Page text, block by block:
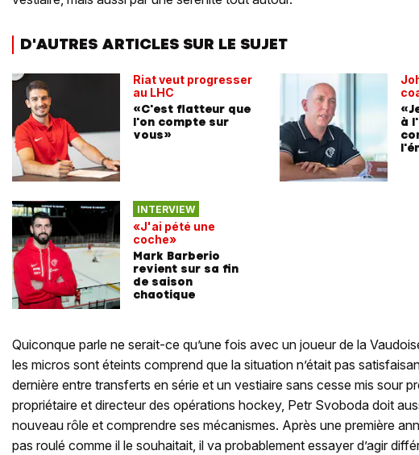
D'AUTRES ARTICLES SUR LE SUJET
Riat veut progresser
au LHC
«C'est flatteur que
l'on compte sur
vous»
INTERVIEW
«J'ai pété une
coche»
Mark Barberio
revient sur sa fin
de saison
chaotique
à
Quiconque parle ne serait-ce qu’une fois avec un joueur de la
les micros sont éteints comprend que la situation n’était pas
dernière entre transferts en série et un vestiaire sans cesse mis sour
propriétaire et directeur des opérations hockey, Petr Svoboda doit
nouveau rôle et comprendre ses mécanismes. Après une première
pas roulé comme il le souhaitait, il va probablement essayer d’agir